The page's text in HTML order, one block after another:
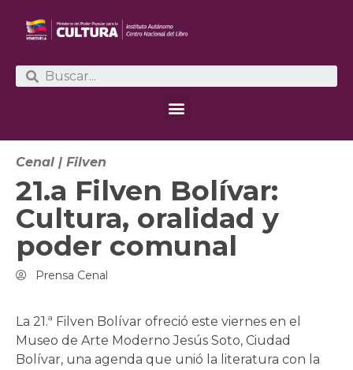
Cenal | Filven
21.a Filven Bolívar:
Cultura, oralidad y
poder comunal
Prensa Cenal
La 21.ª Filven Bolívar ofreció este viernes en el
Museo de Arte Moderno Jesús Soto, Ciudad
Bolívar, una agenda que unió la literatura con la